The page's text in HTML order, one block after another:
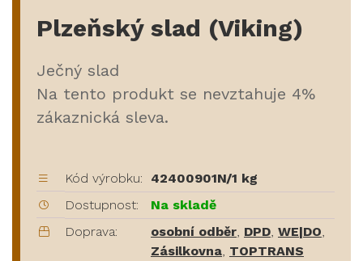
Plzeňský slad (Viking)
Ječný slad
Na tento produkt se nevztahuje 4%
zákaznická sleva.
Kód výrobku:
42400901N/1 kg
Dostupnost:
Na skladě
Doprava:
osobní odběr DPD WE|DO
Zásilkovna TOPTRANS